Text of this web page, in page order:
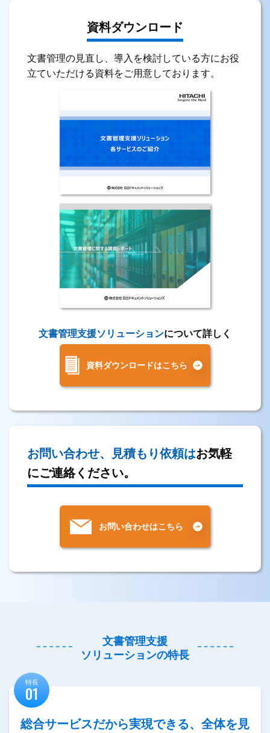
資料ダウンロード
文書管理の見直し、導入を検討している方にお役
立ていただける資料をご用意しております。
文書管理支援ソリューションについて詳しく
資料ダウンロードはこちら
お問い合わせ、見積もり依頼はお気軽
にご連絡ください。
お問い合わせはこちら
文書管理支援
ソリューションの特長
特長
01
総合サービスだから実現できる、 全体を見